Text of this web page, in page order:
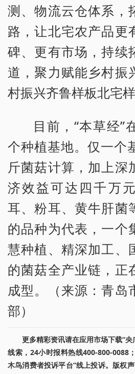
测、物流云仓体系，
路，让北宅农产品更
碑、更有市场，持续
道，聚力赋能乡村振
村振兴齐鲁样板北宅样
目前，“本草经”
个种植基地。仅一个
斤菌菇计算，加上深
济效益可达四千万
耳、粉耳、黄牛肝菌
的品种为代表，一个
慧种植、精深加工、
的菌菇全产业链，正
成型。（来源：青岛
部）
更多精彩资讯请在应用市场下载“
线索，24小时报料热线400-800-0088
木鸟消费者投诉平台”线上投诉。版权